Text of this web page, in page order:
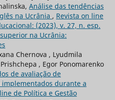
Análise das tendências
na Ucrânia , Revista on line
(2023), v. 27, n. esp.
na Ucrânia:
Chernova , Lyudmila
, Egor Ponomarenko
de avaliação de
durante a
de Política e Gestão